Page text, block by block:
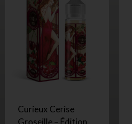
Curieux Cerise
Groseille – Édition